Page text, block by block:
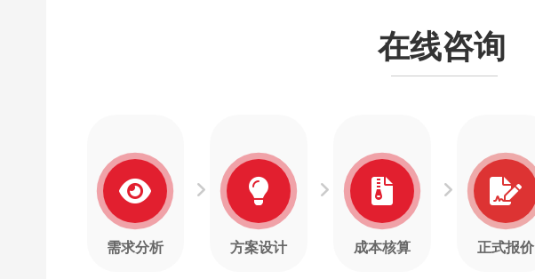
在线咨询
需求分析 方案设计 成本核算 正式报价